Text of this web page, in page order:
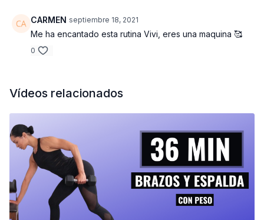
CARMEN septiembre 18, 2021
Me ha encantado esta rutina Vivi, eres una maquina 🥰
0
Vídeos relacionados